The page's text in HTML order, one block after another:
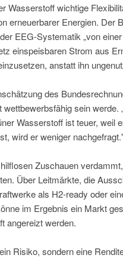
Wasserstoff wichtige
erneuerbarer Energien. Der
EEG-Systematik „von
einspeisbaren Strom aus
anstatt ihn
des
sein werde.
Wasserstoff ist teuer, weil
wird er weniger
Zuschauen
Über Leitmärkte, die
als H2-ready oder
im Ergebnis ein Markt
angereizt werden.
Risiko, sondern eine